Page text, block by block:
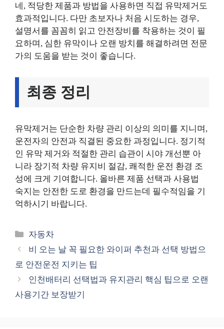
네, 적당한 제품과 방법을 사용하면 직접 유막제거도
효과적입니다. 다만 초보자나 처음 시도하는 경우,
설명서를 꼼꼼히 읽고 안전장비를 착용하는 것이 필
요하며, 심한 유막이나 오랜 방치를 해결하려면 전문
가의 도움을 받는 것이 좋습니다.
최종 정리
유막제거는 단순한 차량 관리 이상의 의미를 지니며,
운전자의 안전과 직결된 중요한 과정입니다. 정기적
인 유막 제거와 적절한 관리 습관이 시야 개선뿐 아
니라 장기적 차량 유지비 절감, 쾌적한 운전 환경 조
성에 크게 기여합니다. 올바른 제품 선택과 사용법
숙지는 안전한 도로 환경을 만드는데 필수적임을 기
억하시기 바랍니다.
카
테
리
자동차
비 오는 날 꼭 필요한 와이퍼 추천과 선택 방법으
로 안전운전 지키는 팁
인천배터리 선택법과 유지관리 핵심 팁으로 오랜
사용기간 보장받기